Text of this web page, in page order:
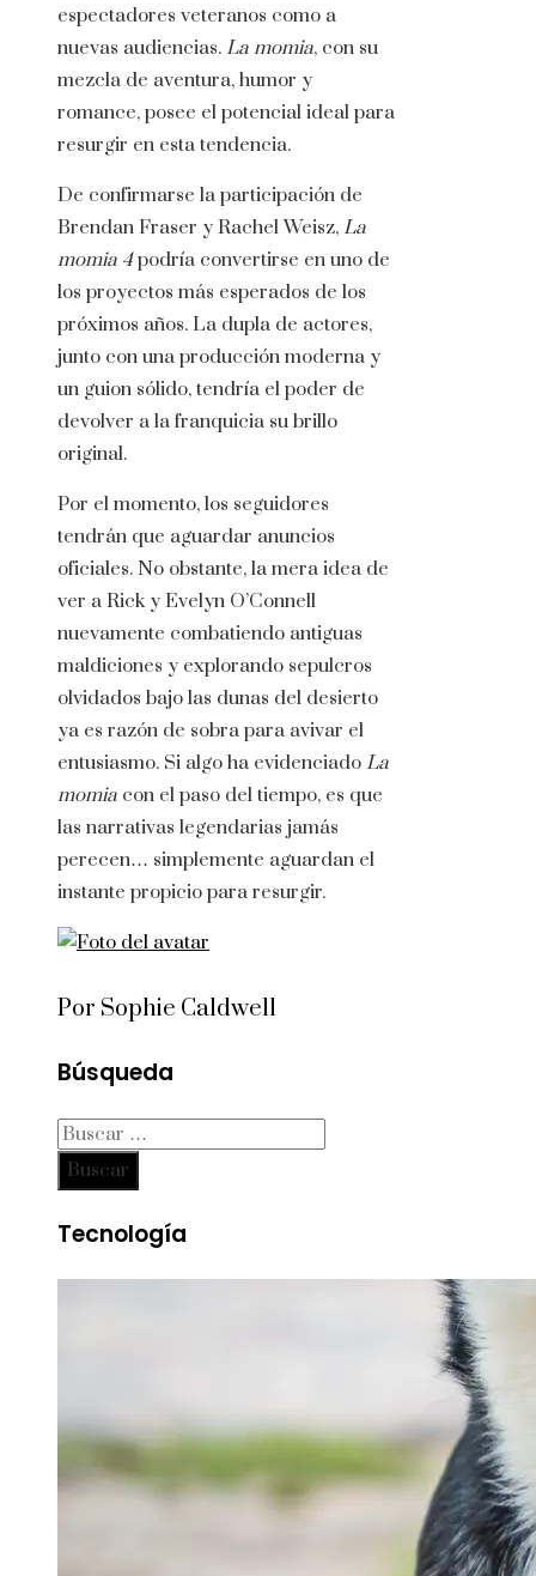
espectadores veteranos como a
nuevas audiencias. La momia, con su
mezcla de aventura, humor y
romance, posee el potencial ideal para
resurgir en esta tendencia.
De confirmarse la participación de
Brendan Fraser y Rachel Weisz, La
momia 4podría convertirse en uno de
los proyectos más esperados de los
próximos años. La dupla de actores,
junto con una producción moderna y
un guion sólido, tendría el poder de
devolver a la franquicia su brillo
original.
Por el momento, los seguidores
tendrán que aguardar anuncios
oficiales. No obstante, la mera idea de
ver a Rick y Evelyn O’Connell
nuevamente combatiendo antiguas
maldiciones y explorando sepulcros
olvidados bajo las dunas del desierto
ya es razón de sobra para avivar el
entusiasmo. Si algo ha evidenciado La
momia con el paso del tiempo, es que
las narrativas legendarias jamás
perecen… simplemente aguardan el
instante propicio para resurgir.
Por Sophie Caldwell
Búsqueda
Buscar:
Tecnología